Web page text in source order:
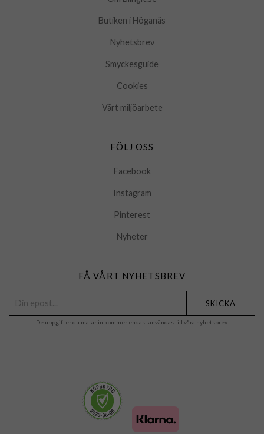
Butiken i Höganäs
Nyhetsbrev
Smyckesguide
Cookies
Vårt miljöarbete
FÖLJ OSS
Facebook
Instagram
Pinterest
Nyheter
FÅ VÅRT NYHETSBREV
SKICKA
De uppgifter du matar in kommer endast användas till våra nyhetsbrev.